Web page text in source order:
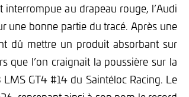
au drapeau rouge, l’Audi
une bonne partie du tracé. Après une
dû mettre un produit absorbant sur
que l’on craignait la poussière sur la
GT4 #14 du Saintéloc Racing. Le